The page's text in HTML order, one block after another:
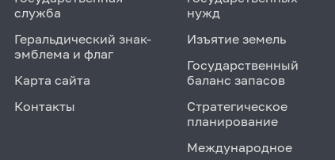
служба
Геральдический знак-
эмблема и флаг
Карта сайта
Контакты
нужд
Изъятие земель
Государственный
баланс запасов
Стратегическое
планирование
Международное